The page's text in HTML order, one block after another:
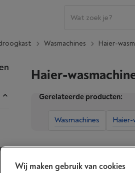
Wasmachines Haier-
Haier-
Gerelateerde producten:
Wasmachines Haier-
Extra kenmerken
Wij maken gebruik van cookies